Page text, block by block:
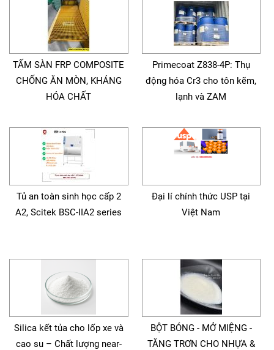
TẤM SÀN FRP COMPOSITE
CHỐNG ĂN MÒN, KHÁNG
HÓA CHẤT
Primecoat Z838-4P: Thụ
động hóa Cr3 cho tôn kẽm,
lạnh và ZAM
Tủ an toàn sinh học cấp 2
A2, Scitek BSC-IIA2 series
Đại lí chính thức USP tại
Việt Nam
Silica kết tủa cho lốp xe và
cao su – Chất lượng near-
BỘT BÓNG - MỞ MIỆNG -
TĂNG TRƠN CHO NHỰA &